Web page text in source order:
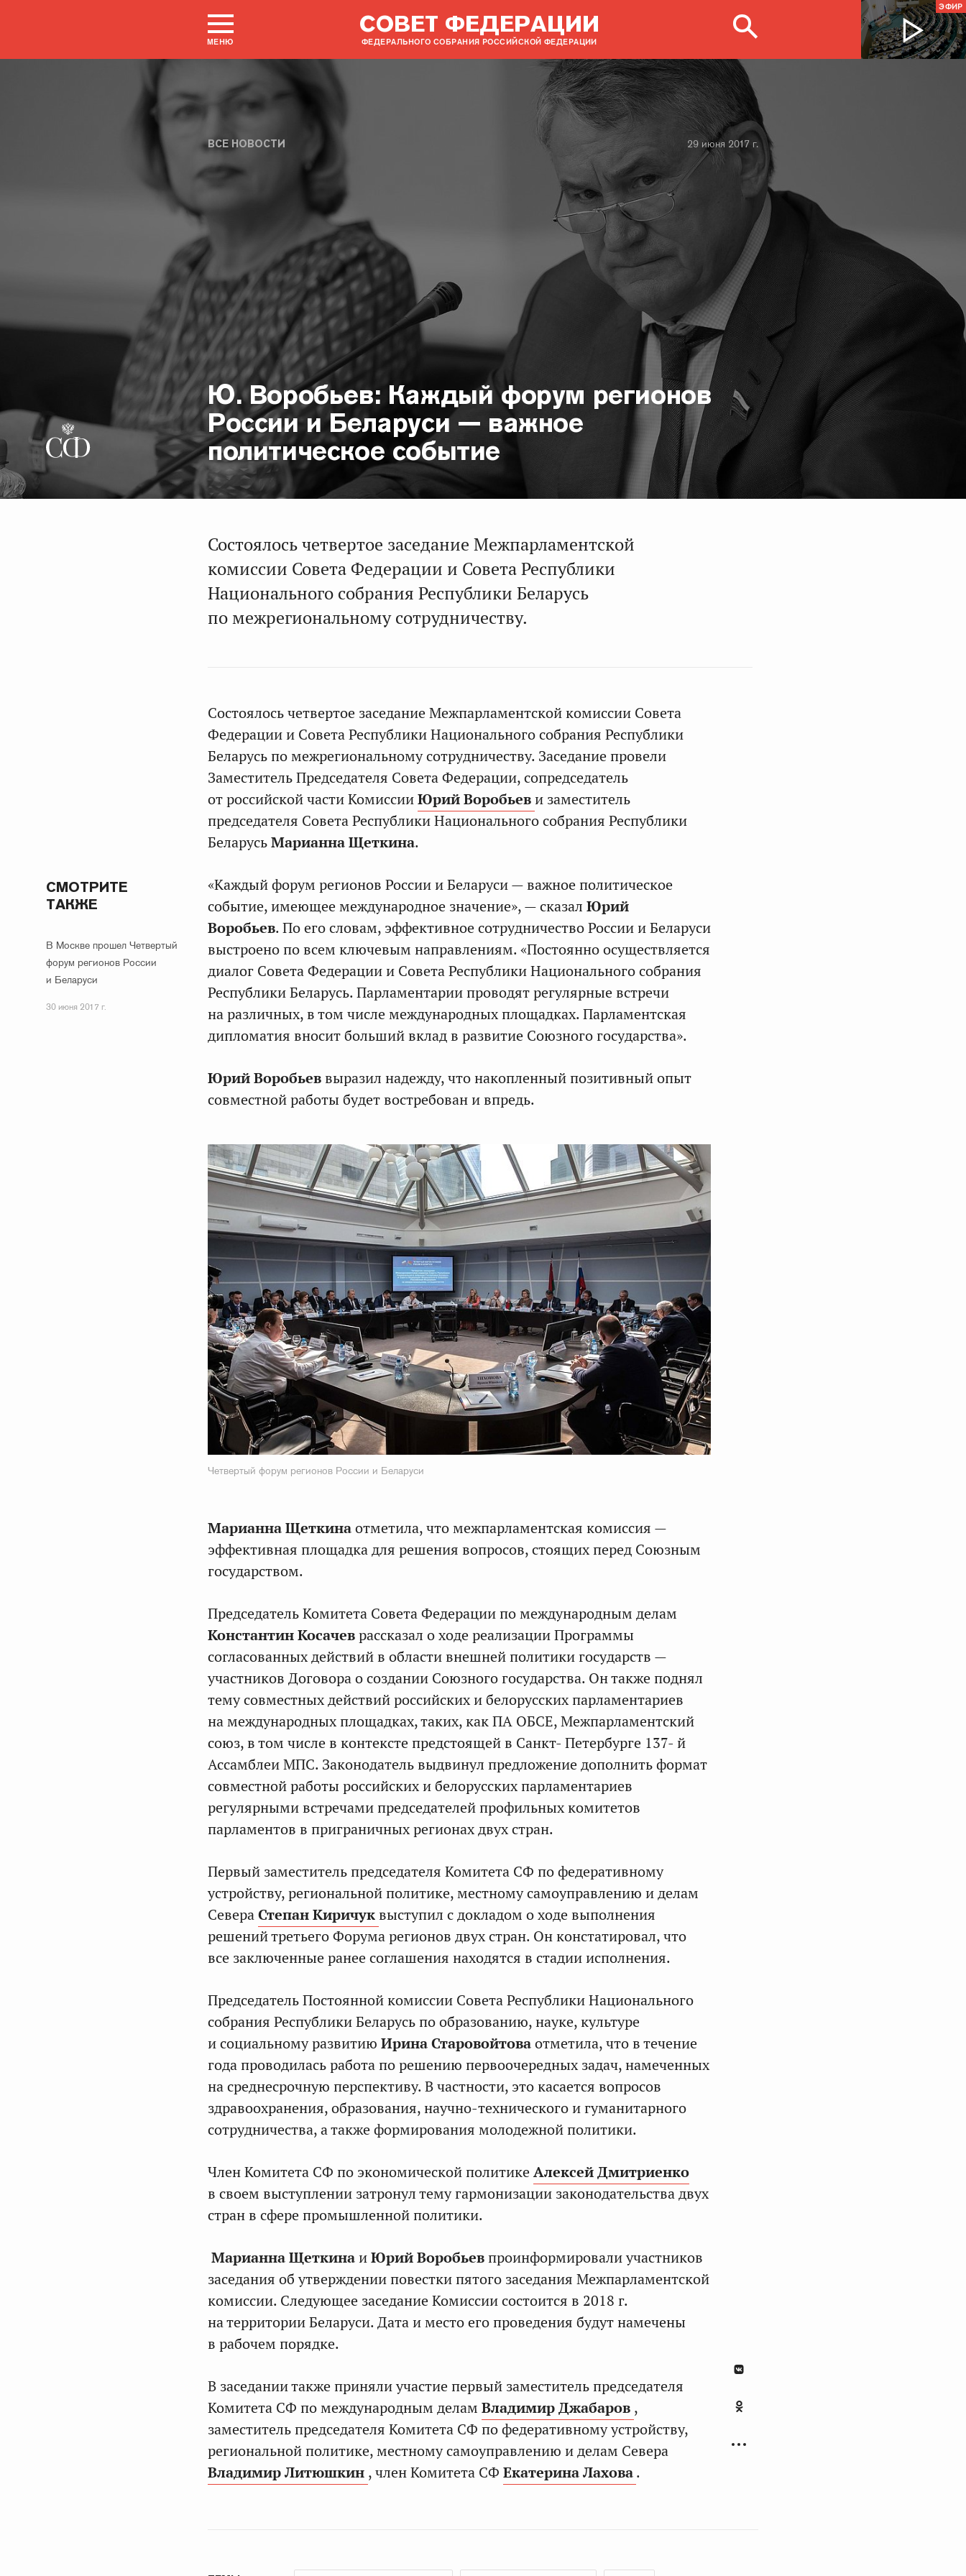
МЕНЮ
СОВЕТ ФЕДЕРАЦИИ
ФЕДЕРАЛЬНОГО СОБРАНИЯ РОССИЙСКОЙ ФЕДЕРАЦИИ
ЭФИР
ВСЕ НОВОСТИ
Ю. Воробьев: Каждый форум регионов
России и Беларуси — важное
политическое событие
29 июня 2017 г.
Состоялось четвертое заседание Межпарламентской
комиссии Совета Федерации и Совета Республики
Национального собрания Республики Беларусь
по межрегиональному сотрудничеству.
Состоялось четвертое заседание Межпарламентской комиссии Совета
Федерации и Совета Республики Национального собрания Республики
Беларусь по межрегиональному сотрудничеству. Заседание провели
Заместитель Председателя Совета Федерации, сопредседатель
от российской части КомиссииЮрий Воробьеви заместитель
председателя Совета Республики Национального собрания Республики
БеларусьМарианна Щеткина.
СМОТРИТЕ
ТАКЖЕ
В Москве прошел Четвертый
форум регионов России
и Беларуси
30 июня 2017 г.
«Каждый форум регионов России и Беларуси — важное политическое
событие, имеющее международное значение», — сказал Юрий
Воробьев. По его словам, эффективное сотрудничество России и Беларуси
выстроено по всем ключевым направлениям. «Постоянно осуществляется
диалог Совета Федерации и Совета Республики Национального собрания
Республики Беларусь. Парламентарии проводят регулярные встречи
на различных, в том числе международных площадках. Парламентская
дипломатия вносит больший вклад в развитие Союзного государства».
Юрий Воробьеввыразил надежду, что накопленный позитивный опыт
совместной работы будет востребован и впредь.
Четвертый форум регионов России и Беларуси
Марианна Щеткинаотметила, что межпарламентская комиссия —
эффективная площадка для решения вопросов, стоящих перед Союзным
государством.
Председатель Комитета Совета Федерации по международным делам
Константин Косачеврассказал о ходе реализации Программы
согласованных действий в области внешней политики государств —
участников Договора о создании Союзного государства. Он также поднял
тему совместных действий российских и белорусских парламентариев
на международных площадках, таких, как ПА ОБСЕ, Межпарламентский
союз, в том числе в контексте предстоящей в Санкт- Петербурге 137- й
Ассамблеи МПС. Законодатель выдвинул предложение дополнить формат
совместной работы российских и белорусских парламентариев
регулярными встречами председателей профильных комитетов
парламентов в приграничных регионах двух стран.
Первый заместитель председателя Комитета СФ по федеративному
устройству, региональной политике, местному самоуправлению и делам
СевераСтепан Киричуквыступил с докладом о ходе выполнения
решений третьего Форума регионов двух стран. Он констатировал, что
все заключенные ранее соглашения находятся в стадии исполнения.
Председатель Постоянной комиссии Совета Республики Национального
собрания Республики Беларусь по образованию, науке, культуре
и социальному развитию Ирина Старовойтоваотметила, что в течение
года проводилась работа по решению первоочередных задач, намеченных
на среднесрочную перспективу. В частности, это касается вопросов
здравоохранения, образования, научно-технического и гуманитарного
сотрудничества, а также формирования молодежной политики.
Член Комитета СФ по экономической политике Алексей Дмитриенко
в своем выступлении затронул тему гармонизации законодательства двух
стран в сфере промышленной политики.
Марианна ЩеткинаиЮрий Воробьевпроинформировали участников
заседания об утверждении повестки пятого заседания Межпарламентской
комиссии. Следующее заседание Комиссии состоится в 2018 г.
на территории Беларуси. Дата и место его проведения будут намечены
в рабочем порядке.
В заседании также приняли участие первый заместитель председателя
Комитета СФ по международным делам Владимир Джабаров ,
заместитель председателя Комитета СФ по федеративному устройству,
региональной политике, местному самоуправлению и делам Севера
Владимир Литюшкин , член Комитета СФ Екатерина Лахова.